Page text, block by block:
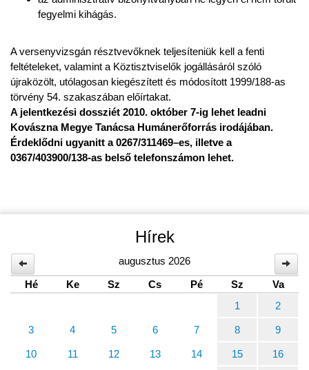
fegyelmi kihágás.
A versenyvizsgán résztvevőknek teljesíteniük kell a fenti
feltételeket, valamint a Köztisztviselők jogállásáról szóló
újraközölt, utólagosan kiegészített és módosított 1999/188-as
törvény 54. szakaszában előírtakat.
A jelentkezési dossziét 2010. október 7-ig lehet leadni
Kovászna Megye Tanácsa Humánerőforrás irodájában.
Érdeklődni ugyanitt a 0267/311469–es, illetve a
0367/403900/138-as belső telefonszámon lehet.
Hírek
augusztus 2026
Hé
Ke Sz Cs Pé Sz
Va
1
2
3 4 5 6 7 8 9
10 11 12 13 14 15 16